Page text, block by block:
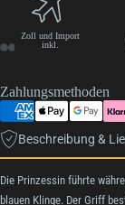
Zoll und Import
inkl.
Zahlungsmethoden
Beschreibung &
Die Prinzessin führte
blauen Klinge. Der Griff